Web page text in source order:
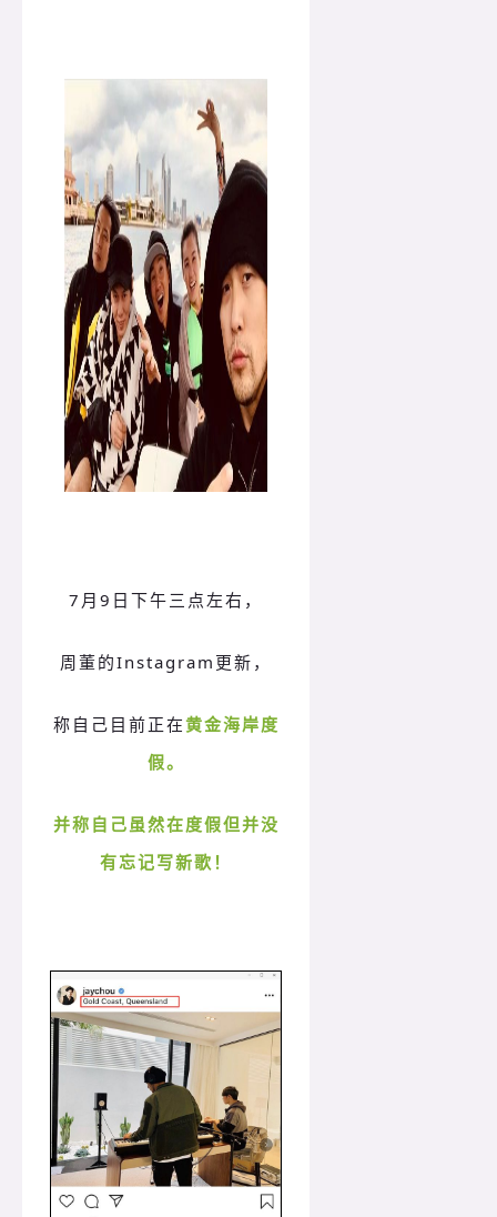
7月9日下午三点左右，
周董的Instagram更新，
称自己目前正在黄金海岸度
假。
并称自己虽然在度假但并没
有忘记写新歌！